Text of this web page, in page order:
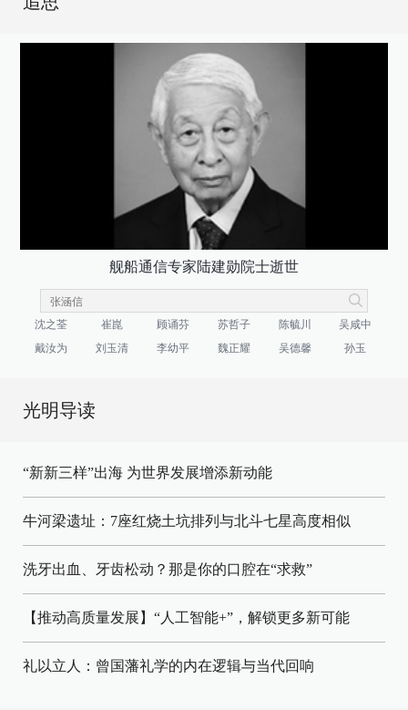
舰船通信专家陆建勋院士逝世
沈之荃 崔崑 顾诵芬 苏哲子 陈毓川
吴咸中
戴汝为
刘玉清 李幼平 魏正耀 吴德馨 孙玉
光明导读
“新新三样”出海 为世界发展增添新动能
牛河梁遗址：7座红烧土坑排列与北斗七星高度相似
洗牙出血、牙齿松动？那是你的口腔在“求救”
【推动高质量发展】“人工智能+”，解锁更多新可能
礼以立人：曾国藩礼学的内在逻辑与当代回响